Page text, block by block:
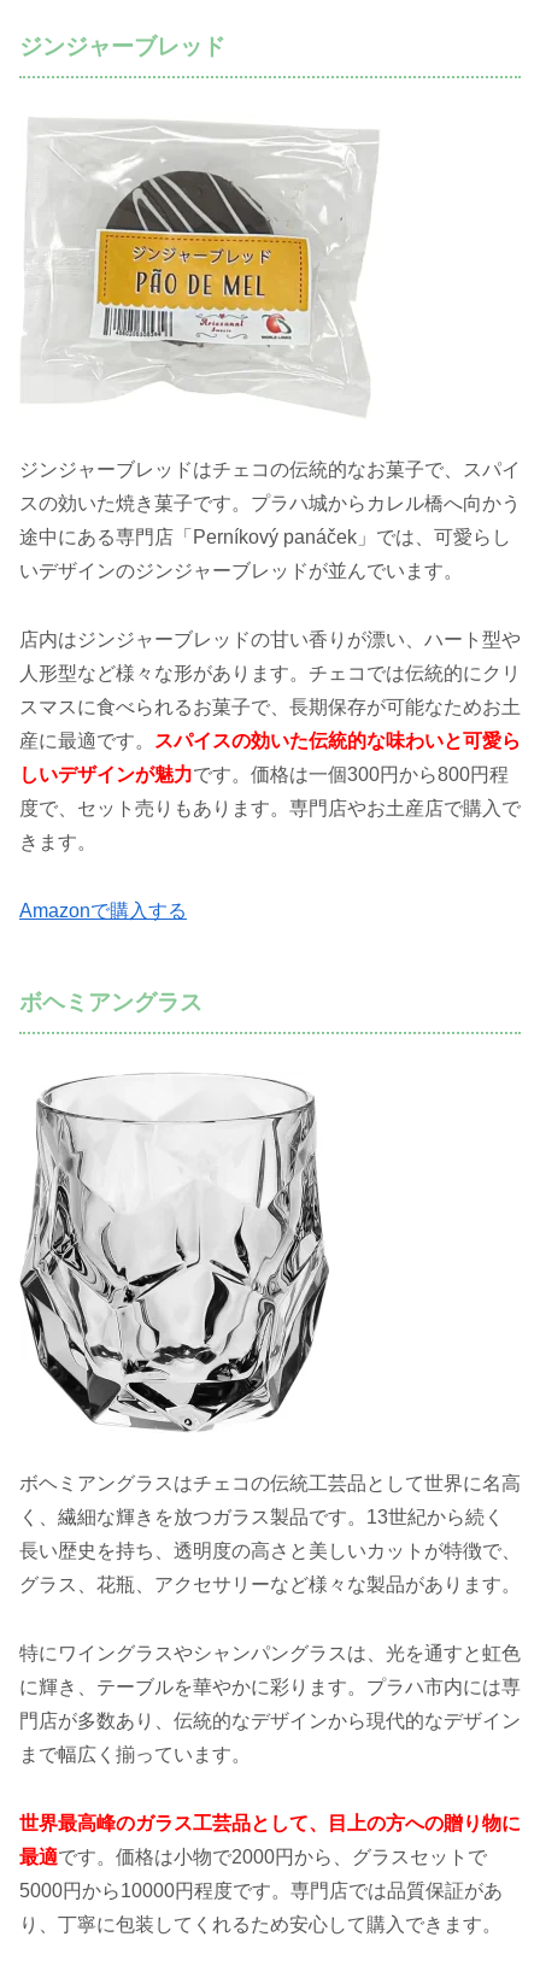
ジンジャーブレッド
ジンジャーブレッドはチェコの伝統的なお菓子で、スパイ
スの効いた焼き菓子です。プラハ城からカレル橋へ向かう
途中にある専門店「Perníkový panáček」では、可愛らし
いデザインのジンジャーブレッドが並んでいます。
店内はジンジャーブレッドの甘い香りが漂い、ハート型や
人形型など様々な形があります。チェコでは伝統的にクリ
スマスに食べられるお菓子で、長期保存が可能なためお土
産に最適です。
スパイスの効いた伝統的な味わいと可愛ら
しいデザインが魅力です。価格は一個300円から800円程
度で、セット売りもあります。専門店やお土産店で購入で
きます。
Amazonで購入する
ボヘミアングラス
ボヘミアングラスはチェコの伝統工芸品として世界に名高
く、繊細な輝きを放つガラス製品です。13世紀から続く
長い歴史を持ち、透明度の高さと美しいカットが特徴で、
グラス、花瓶、アクセサリーなど様々な製品があります。
特にワイングラスやシャンパングラスは、光を通すと虹色
に輝き、テーブルを華やかに彩ります。プラハ市内には専
門店が多数あり、伝統的なデザインから現代的なデザイン
まで幅広く揃っています。
世界最高峰のガラス工芸品として、目上の方への贈り物に
最適です。価格は小物で2000円から、グラスセットで
5000円から10000円程度です。専門店では品質保証があ
り、丁寧に包装してくれるため安心して購入できます。